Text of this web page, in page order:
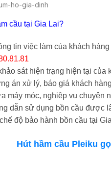
ho-gia-dinh
cầu tại Gia Lai?
tin việc làm của khách
sát hiện trạng hiện tại của
án xử lý, báo giá khách
máy móc, nghiệp vụ chuyên
dẫn sử dụng bồn cầu được
độ bảo hành bồn cầu tại
Hút hầm cầu Pleiku